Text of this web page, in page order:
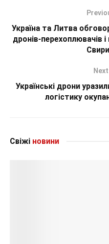
Україна та Литва
дронів-перехоплювачів
Українські дрони
логістику
Свіжі новини